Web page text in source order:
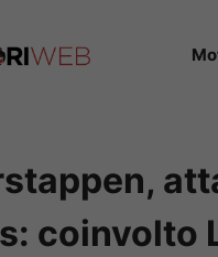
coinvolto